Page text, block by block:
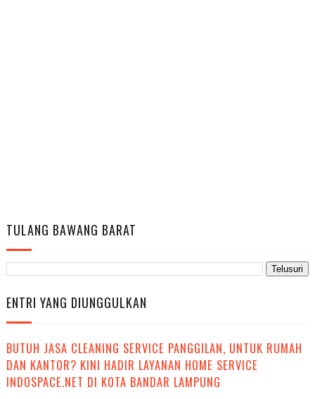
TULANG BAWANG BARAT
ENTRI YANG DIUNGGULKAN
BUTUH JASA CLEANING SERVICE PANGGILAN, UNTUK RUMAH
DAN KANTOR? KINI HADIR LAYANAN HOME SERVICE
INDOSPACE.NET DI KOTA BANDAR LAMPUNG